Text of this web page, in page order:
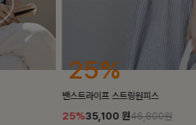
10%
[5천장돌파/COOL]멜틴 퍼프블라우스
10%34,900원38,700원